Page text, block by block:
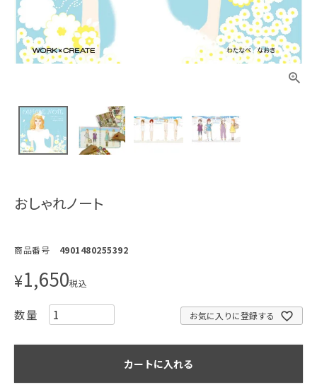
おしゃれノート
商品番号 4901480255392
¥1,650税込
お気に入りに登録する
カートに入れる